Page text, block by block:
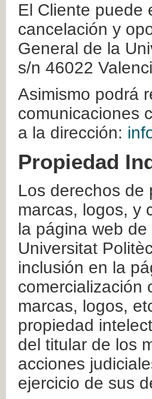
El Cliente puede
cancelación y
General de la
s/n 46022
Asimismo podrá
comunicaciones
a la dirección:
Propiedad
Los derechos de
marcas, logos, y
la página web
Universitat
inclusión en la
comercialización
marcas, logos,
propiedad
del titular de los
acciones
ejercicio de sus